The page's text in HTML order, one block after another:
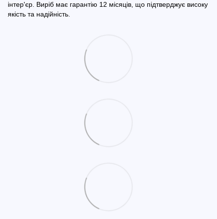
інтер'єр. Виріб має гарантію 12 місяців, що підтверджує високу
якість та надійність.